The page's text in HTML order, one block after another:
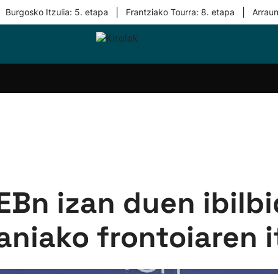
Burgosko Itzulia: 5. etapa Frantziako Tourra: 8. etapa
Taldeak
izan duen
frontoiaren